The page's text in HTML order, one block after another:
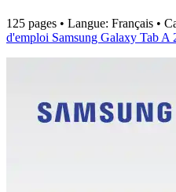
125 pages • Langue: Français •
d'emploi Samsung Galaxy Tab A